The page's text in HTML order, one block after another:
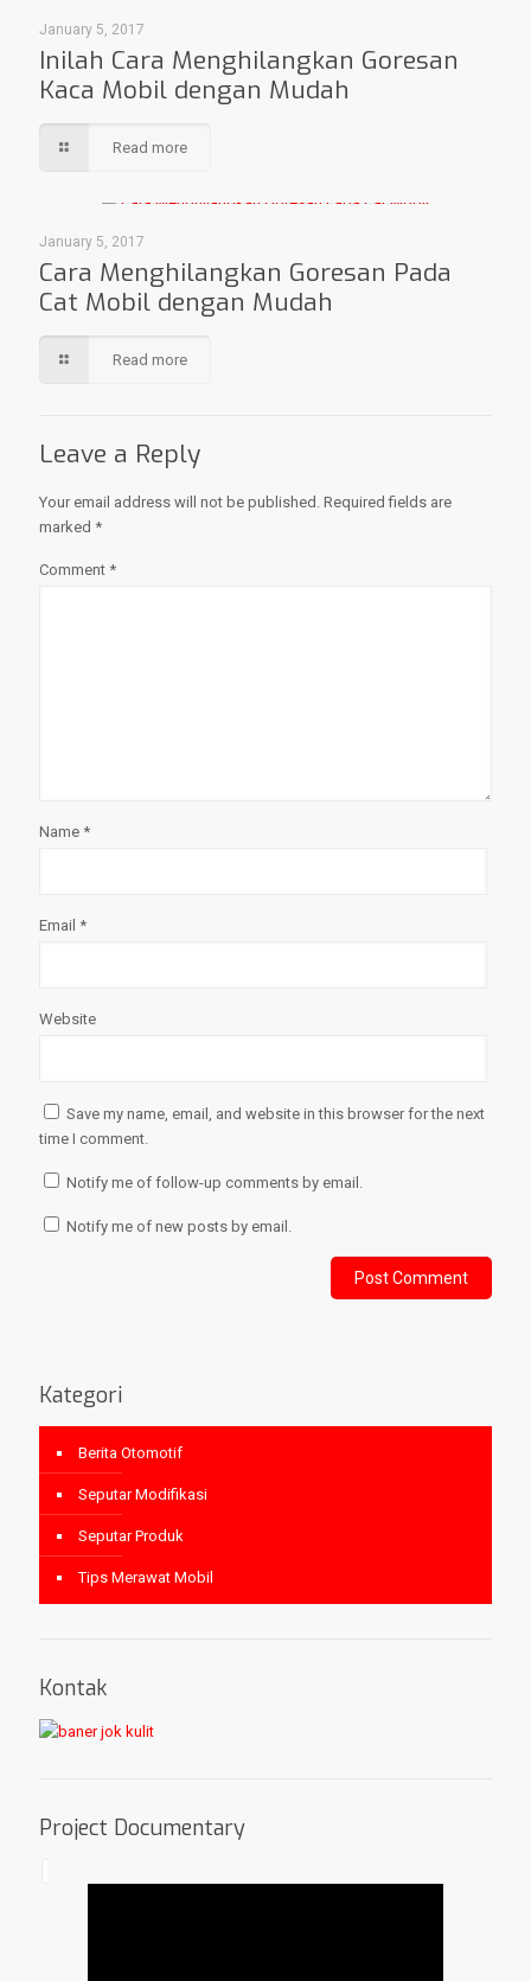
January 5, 2017
Inilah Cara Menghilangkan Goresan
Kaca Mobil dengan Mudah
Read more
January 5, 2017
Cara Menghilangkan Goresan Pada
Cat Mobil dengan Mudah
Read more
Leave a Reply
Your email address will not be published. Required fields are
marked *
Comment *
Name *
Email *
Website
Save my name, email, and website in this browser for the next
time I comment.
Notify me of follow-up comments by email.
Notify me of new posts by email.
Kategori
Berita Otomotif
Seputar Modifikasi
Seputar Produk
Tips Merawat Mobil
Kontak
Project Documentary